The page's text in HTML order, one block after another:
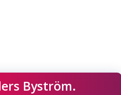
Byström.